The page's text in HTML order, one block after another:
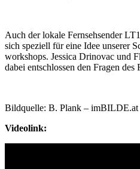
Auch der lokale Fernsehsender
sich speziell für eine Idee unserer
workshops. Jessica Drinovac und
dabei entschlossen den Fragen des
Bildquelle: B. Plank – imBILDE.at
Videolink: